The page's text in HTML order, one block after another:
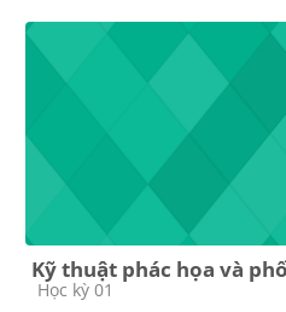
Kỹ thuật phác họa và
Course category
Học kỳ 01